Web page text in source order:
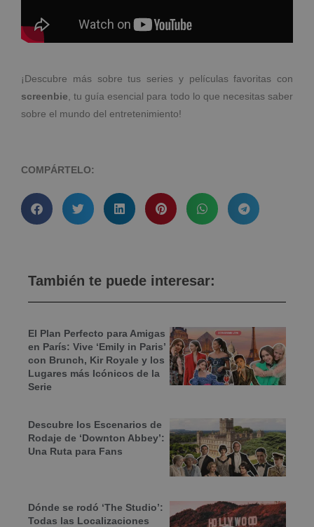
¡Descubre más sobre tus series y películas favoritas con
screenbie , tu guía esencial para todo lo que necesitas saber
sobre el mundo del entretenimiento!
COMPÁRTELO:
También te puede interesar:
El Plan Perfecto para Amigas
en París: Vive ‘Emily in Paris’
con Brunch, Kir Royale y los
Lugares más Icónicos de la
Serie
Descubre los Escenarios de
Rodaje de ‘Downton Abbey’:
Una Ruta para Fans
Dónde se rodó ‘The Studio’:
Todas las Localizaciones